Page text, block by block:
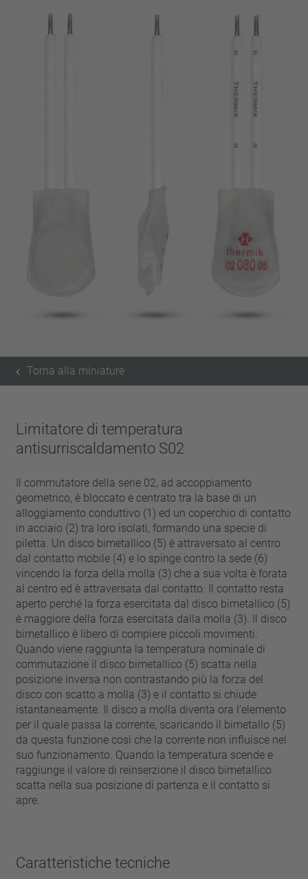
filo metallico
applicare filtri
Torna alla miniature
Limitatore di temperatura
antisurriscaldamento S02
Il commutatore della serie 02, ad accoppiamento
geometrico, è bloccato e centrato tra la base di un
alloggiamento conduttivo (1) ed un coperchio di contatto
in acciaio (2) tra loro isolati, formando una specie di
piletta. Un disco bimetallico (5) è attraversato al centro
dal contatto mobile (4) e lo spinge contro la sede (6)
vincendo la forza della molla (3) che a sua volta è forata
al centro ed è attraversata dal contatto. Il contatto resta
aperto perché la forza esercitata dal disco bimetallico (5)
è maggiore della forza esercitata dalla molla (3). Il disco
bimetallico è libero di compiere piccoli movimenti.
Quando viene raggiunta la temperatura nominale di
commutazione il disco bimetallico (5) scatta nella
posizione inversa non contrastando più la forza del
disco con scatto a molla (3) e il contatto si chiude
istantaneamente. Il disco a molla diventa ora l’elemento
per il quale passa la corrente, scaricando il bimetallo (5)
da questa funzione così che la corrente non influisce nel
suo funzionamento. Quando la temperatura scende e
raggiunge il valore di reinserzione il disco bimetallico
scatta nella sua posizione di partenza e il contatto si
apre.
Caratteristiche tecniche